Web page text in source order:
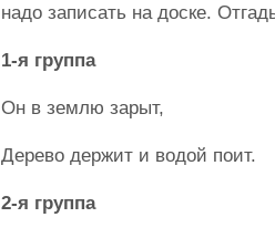
надо записать на доске.
1-я группа
Он в землю зарыт,
Дерево держит и водой поит.
2-я группа